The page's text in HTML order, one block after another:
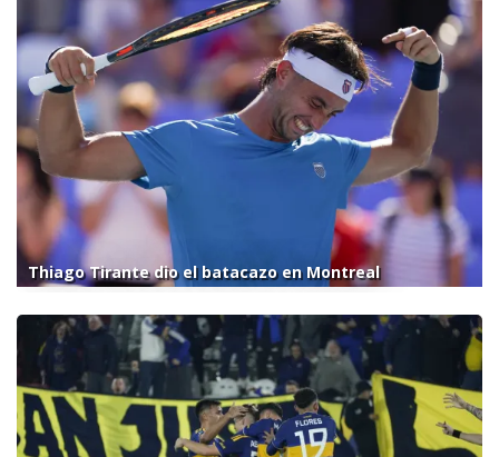
Thiago Tirante dio el batacazo en Montreal